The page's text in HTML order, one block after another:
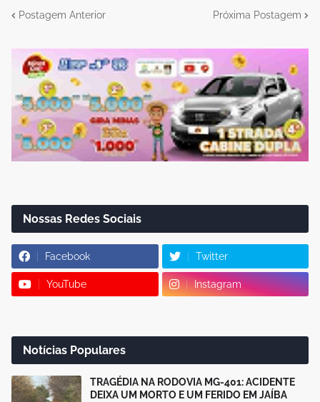
Postagem Anterior Próxima Postagem
Nossas Redes Sociais
Facebook Twitter
YouTube Instagram
Notícias Populares
TRAGÉDIA NA RODOVIA MG-401: ACIDENTE
DEIXA UM MORTO E UM FERIDO EM JAÍBA